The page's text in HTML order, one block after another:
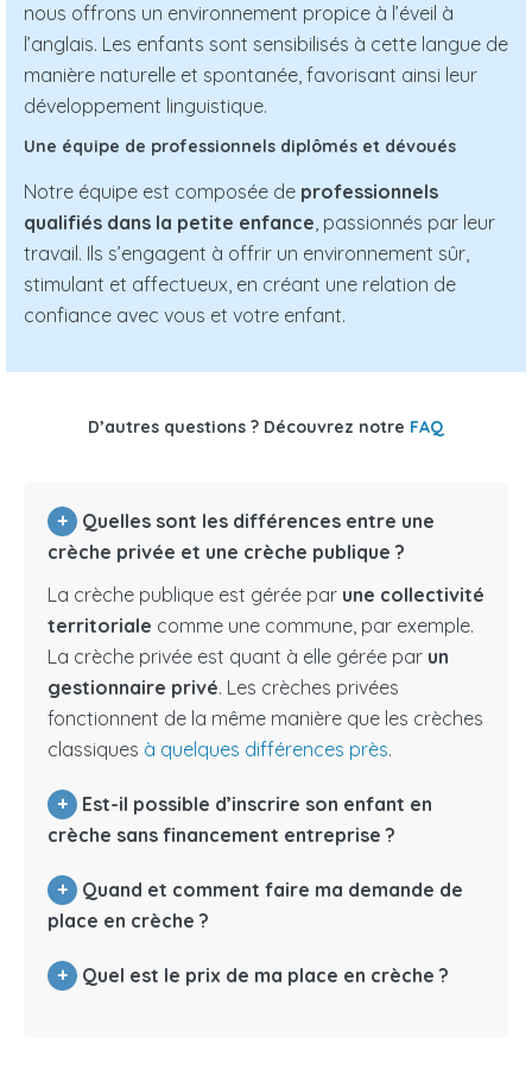
nous offrons un environnement propice à l’éveil à
l’anglais. Les enfants sont sensibilisés à cette langue de
manière naturelle et spontanée, favorisant ainsi leur
développement linguistique.
Une équipe de professionnels diplômés et dévoués
Notre équipe est composée de professionnels
qualifiés dans la petite enfance, passionnés par leur
travail. Ils s’engagent à offrir un environnement sûr,
stimulant et affectueux, en créant une relation de
confiance avec vous et votre enfant.
D’autres questions ? Découvrez notre FAQ
+
Quelles sont les différences entre une
crèche privée et une crèche publique ?
La crèche publique est gérée par une collectivité
territoriale comme une commune, par exemple.
La crèche privée est quant à elle gérée par un
gestionnaire privé. Les crèches privées
fonctionnent de la même manière que les crèches
classiques à quelques différences près.
+
Est-il possible d’inscrire son enfant en
crèche sans financement entreprise ?
+
Quand et comment faire ma demande de
place en crèche ?
+ Quel est le prix de ma place en crèche ?